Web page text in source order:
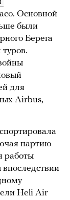
Основной
были
Берега
для
Airbus,
партию
работы
впоследствии
Heli Air